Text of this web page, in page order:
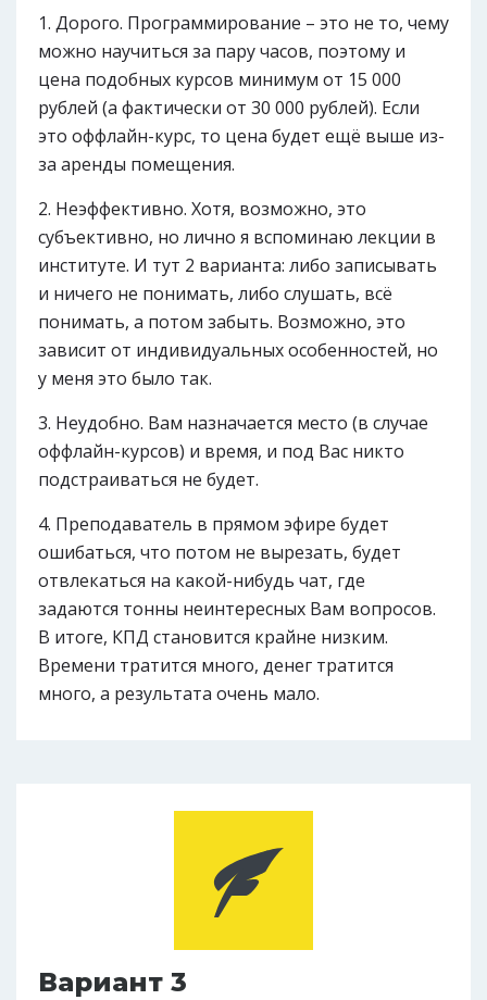
Дорого. Программирование – это не то, чему
можно научиться за пару часов, поэтому и
цена подобных курсов минимум от 15 000
рублей (а фактически от 30 000 рублей). Если
это оффлайн-курс, то цена будет ещё выше из-
за аренды помещения.
Неэффективно. Хотя, возможно, это
субъективно, но лично я вспоминаю лекции в
институте. И тут 2 варианта: либо записывать
и ничего не понимать, либо слушать, всё
понимать, а потом забыть. Возможно, это
зависит от индивидуальных особенностей, но
у меня это было так.
Неудобно. Вам назначается место (в случае
оффлайн-курсов) и время, и под Вас никто
подстраиваться не будет.
Преподаватель в прямом эфире будет
ошибаться, что потом не вырезать, будет
отвлекаться на какой-нибудь чат, где
задаются тонны неинтересных Вам вопросов.
В итоге, КПД становится крайне низким.
Времени тратится много, денег тратится
много, а результата очень мало.
Вариант 3